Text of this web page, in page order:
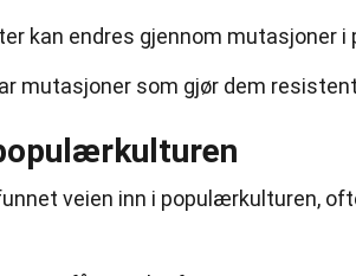
kan endres gjennom mutasjoner i
mutasjoner som gjør dem
veien inn i populærkulturen,